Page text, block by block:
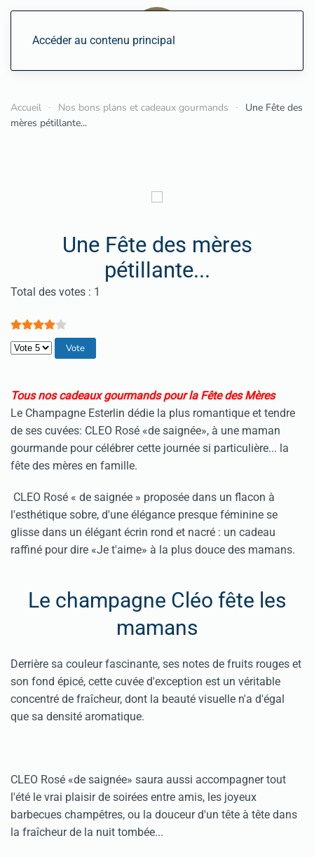
Accéder au contenu principal
Accueil Nos bons plans et cadeaux gourmands
Une Fête des
mères pétillante...
Une Fête des mères
pétillante...
Vote utilisateur:4/
Total des votes : 1
Veuillez voter
Tous nos cadeaux gourmands pour la Fête des Mères
Le Champagne Esterlin dédie la plus romantique et tendre
de ses cuvées: CLEO Rosé «de saignée», à une maman
gourmande pour célébrer cette journée si particulière... la
fête des mères en famille.
CLEO Rosé « de saignée » proposée dans un flacon à
l'esthétique sobre, d'une élégance presque féminine se
glisse dans un élégant écrin rond et nacré : un cadeau
raffiné pour dire «Je t'aime» à la plus douce des mamans.
Le champagne Cléo fête les
mamans
Derrière sa couleur fascinante, ses notes de fruits rouges et
son fond épicé, cette cuvée d'exception est un véritable
concentré de fraîcheur, dont la beauté visuelle n'a d'égal
que sa densité aromatique.
CLEO Rosé «de saignée» saura aussi accompagner tout
l'été le vrai plaisir de soirées entre amis, les joyeux
barbecues champêtres, ou la douceur d'un tête à tête dans
la fraîcheur de la nuit tombée...